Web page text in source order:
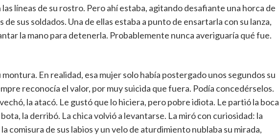
líneas de su rostro. Pero ahí estaba, agitando desafiante una horca de
sus soldados. Una de ellas estaba a punto de ensartarla con su lanza,
la mano para detenerla. Probablemente nunca averiguaría qué fue.
montura. En realidad, esa mujer solo había postergado unos segundos su
reconocía el valor, por muy suicida que fuera. Podía concedérselos.
la atacó. Le gustó que lo hiciera, pero pobre idiota. Le partió la boca
la derribó. La chica volvió a levantarse. La miró con curiosidad: la
comisura de sus labios y un velo de aturdimiento nublaba su mirada,